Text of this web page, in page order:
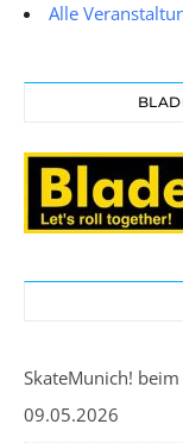
Alle
SkateMunich!
09.05.2026